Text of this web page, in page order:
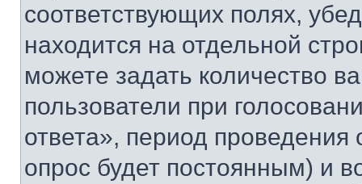
соответствующих полях,
находится на отдельной
можете задать количество
пользователи при
ответа», период проведения
опрос будет постоянным) и